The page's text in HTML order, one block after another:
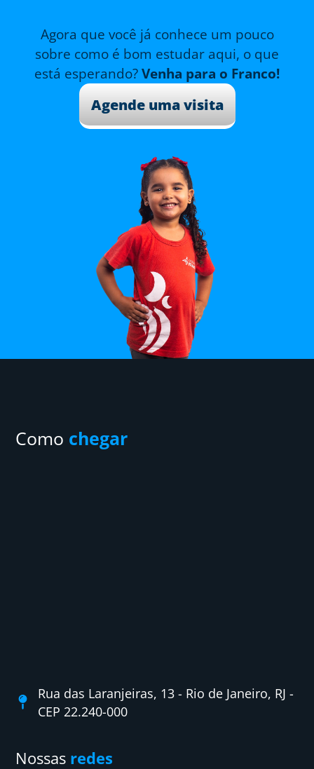
Agora que você já conhece um pouco
sobre como é bom estudar aqui, o que
está esperando?Venha para o Franco!
Agende uma visita
Como chegar
Rua das Laranjeiras, 13 - Rio de Janeiro, RJ -
CEP 22.240-000
Nossas redes